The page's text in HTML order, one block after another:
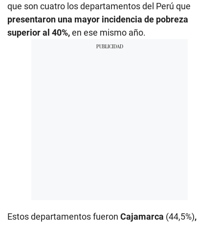
que son cuatro los departamentos del Perú que
presentaron una mayor incidencia de pobreza
superior al 40%,en ese mismo año.
Estos departamentos fueron Cajamarca (44,5%),